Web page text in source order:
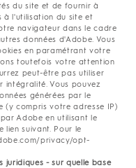
du site et de fournir à
à l'utilisation du site et
navigateur dans le cadre
données d'Adobe. Vous
en paramétrant votre
toutefois votre attention
peut-être pas utiliser
intégralité. Vous pouvez
générées par le
(y compris votre adresse IP)
Adobe en utilisant le
lien suivant. Pour le
privacy/opt-
juridiques - sur quelle base